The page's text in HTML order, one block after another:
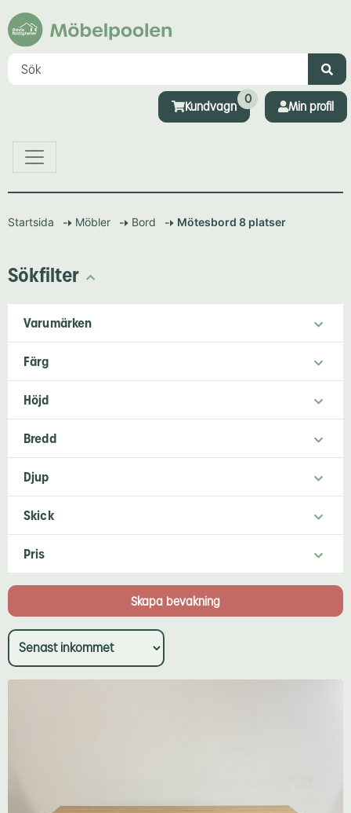
Kundvagn
0
Min profil
Startsida Möbler Bord Mötesbord 8 platser
Sökfilter
Varumärken
Färg
Höjd
Bredd
Djup
Skick
Pris